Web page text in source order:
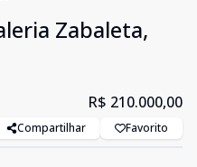
Zabaleta,
R$ 210.000,00
Compartilhar Favorito